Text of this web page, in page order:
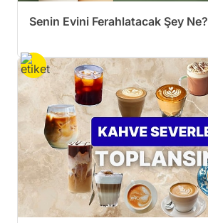
Senin Evini Ferahlatacak Şey Ne?